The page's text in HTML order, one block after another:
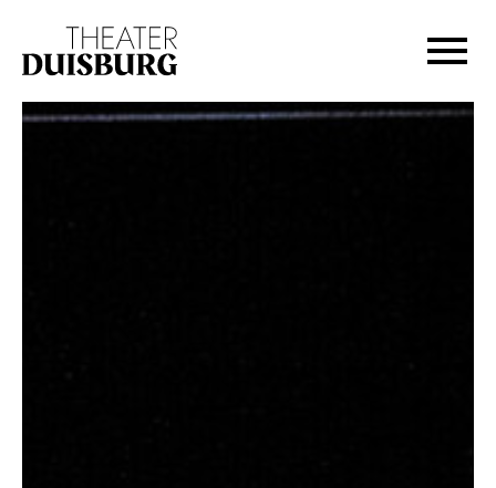
Zur Hauptnavigation springen
Zum Footer springen